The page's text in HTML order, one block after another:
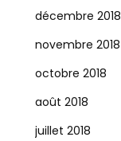
décembre 2018
novembre 2018
octobre 2018
août 2018
juillet 2018